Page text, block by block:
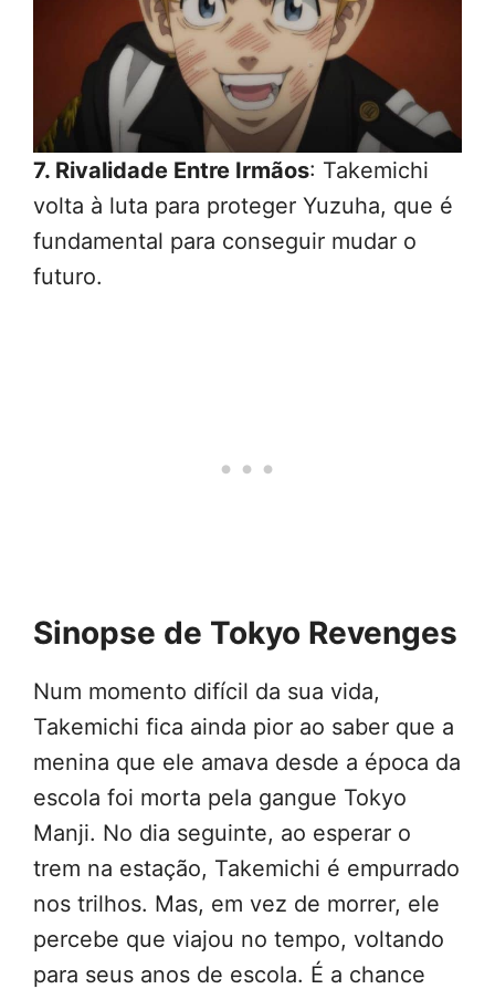
7. Rivalidade Entre Irmãos: Takemichi
volta à luta para proteger Yuzuha, que é
fundamental para conseguir mudar o
futuro.
Sinopse de Tokyo Revenges
Num momento difícil da sua vida,
Takemichi fica ainda pior ao saber que a
menina que ele amava desde a época da
escola foi morta pela gangue Tokyo
Manji. No dia seguinte, ao esperar o
trem na estação, Takemichi é empurrado
nos trilhos. Mas, em vez de morrer, ele
percebe que viajou no tempo, voltando
para seus anos de escola. É a chance